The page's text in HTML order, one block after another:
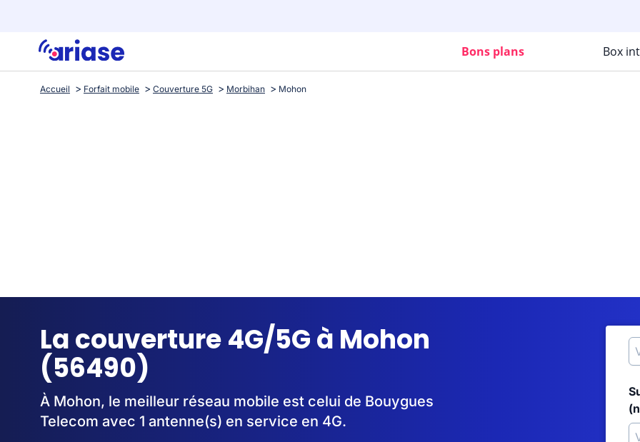
Bons plans Box
Accueil Forfait mobile Couverture 5G Morbihan Mohon
La couverture 4G/5G à Mohon
(56490)
À Mohon, le meilleur réseau mobile est celui de Bouygues
Telecom avec 1 antenne(s) en service en 4G.